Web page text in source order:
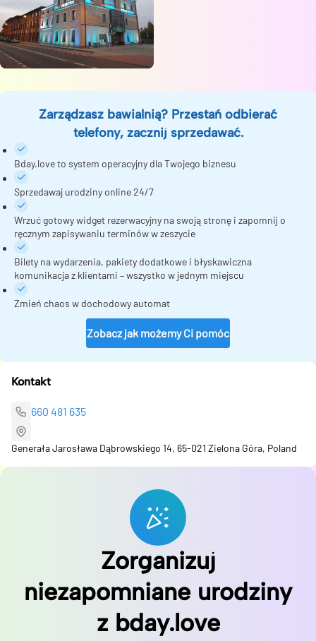
Zarządzasz bawialnią? Przestań odbierać
telefony, zacznij sprzedawać.
Bday.love to system operacyjny dla Twojego biznesu
Sprzedawaj urodziny online 24/7
Wrzuć gotowy widget rezerwacyjny na swoją stronę i zapomnij o
ręcznym zapisywaniu terminów w zeszycie
Bilety na wydarzenia, pakiety dodatkowe i błyskawiczna
komunikacja z klientami – wszystko w jednym miejscu
Zmień chaos w dochodowy automat
Zobacz jak możemy Ci pomóc
Kontakt
660 481 635
Generała Jarosława Dąbrowskiego 14, 65-021 Zielona Góra, Poland
Zorganizuj
niezapomniane urodziny
z bday.love